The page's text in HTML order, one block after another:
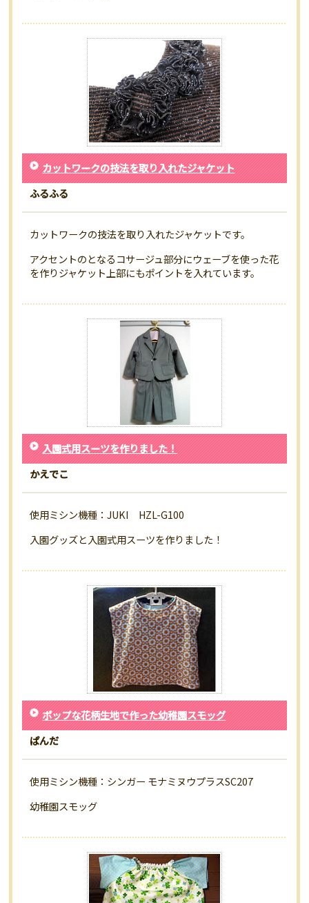
カットワークの技法を取り入れたジャケット
ふるふる
カットワークの技法を取り入れたジャケットです。
アクセントのとなるコサージュ部分にウェーブを使った花
を作りジャケット上部にもポイントを入れています。
入園式用スーツを作りました！
かえでこ
使用ミシン機種：JUKI HZL-G100
入園グッズと入園式用スーツを作りました！
ポップな花柄生地で作った幼稚園スモッグ
ぱんだ
使用ミシン機種：シンガー モナミヌウプラスSC207
幼稚園スモッグ